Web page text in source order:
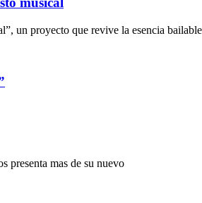
un proyecto que revive la esencia bailable
presenta mas de su nuevo